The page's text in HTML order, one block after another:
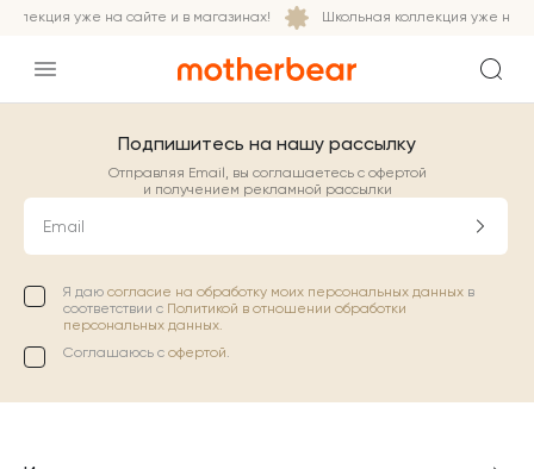
уже на сайте и в магазинах! Школьная коллекция уже на
Подпишитесь на нашу рассылку
Отправляя Email, вы соглашаетесь с офертой
и получением рекламной рассылки
Email
Я даю согласие на обработку моих персональных данных в
соответствии с Политикой в отношении обработки
персональных данных.
Соглашаюсь с офертой.